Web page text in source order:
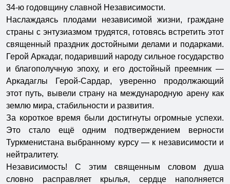
34-ю годовщину славной Независимости.
Наслаждаясь плодами независимой жизни, граждане
страны с энтузиазмом трудятся, готовясь встретить этот
священный праздник достойными делами и подарками.
Герой Аркадаг, подаривший народу сильное государство
и благополучную эпоху, и его достойный преемник —
Аркадаглы Герой-Сардар, уверенно продолжающий
этот путь, вывели страну на международную арену как
землю мира, стабильности и развития.
За короткое время были достигнуты огромные успехи.
Это стало ещё одним подтверждением верности
Туркменистана выбранному курсу — к независимости и
нейтралитету.
Независимость! С этим священным словом душа
словно расправляет крылья, сердце наполняется